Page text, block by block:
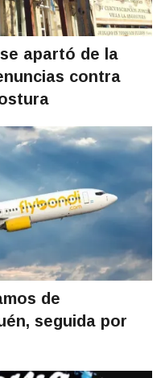
apartó de la
contra
de
seguida por